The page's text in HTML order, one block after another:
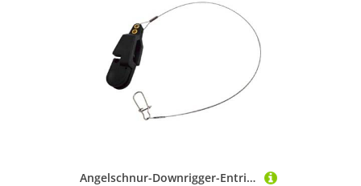
Angelschnur-Downrigger-Entriegelungsclip, universal, für Schleppen, Gewichtsplaner, Drachen, Angelausrüstung, 30,5 cm, Einzelkopf